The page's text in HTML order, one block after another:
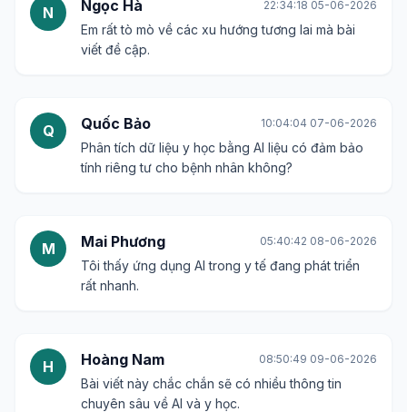
N Ngọc Hà 22:34:18 05-06-2026
Em rất tò mò về các xu hướng tương lai mà bài
viết đề cập.
Q Quốc Bảo 10:04:04 07-06-2026
Phân tích dữ liệu y học bằng AI liệu có đảm bảo
tính riêng tư cho bệnh nhân không?
M Mai Phương 05:40:42 08-06-2026
Tôi thấy ứng dụng AI trong y tế đang phát triển
rất nhanh.
H Hoàng Nam 08:50:49 09-06-2026
Bài viết này chắc chắn sẽ có nhiều thông tin
chuyên sâu về AI và y học.